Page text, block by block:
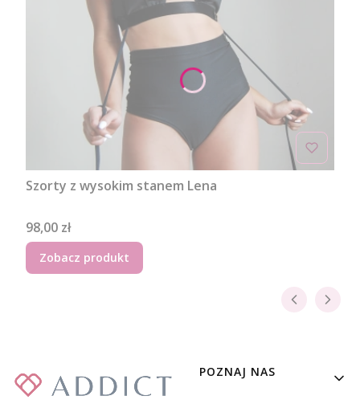
Szorty z wysokim stanem Lena
Cena
98,00 zł
Zobacz produkt
Linki w stopce
POZNAJ NAS